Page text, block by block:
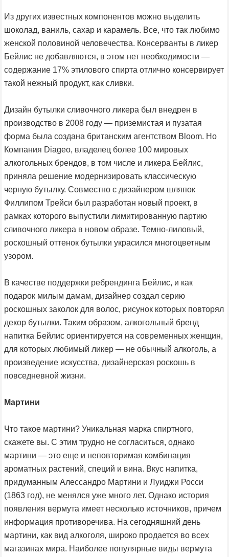
Из других известных компонентов можно выделить
шоколад, ваниль, сахар и карамель. Все, что так любимо
женской половиной человечества. Консерванты в ликер
Бейлис не добавляются, в этом нет необходимости —
содержание 17% этилового спирта отлично консервирует
такой нежный продукт, как сливки.
Дизайн бутылки сливочного ликера был внедрен в
производство в 2008 году — приземистая и пузатая
форма была создана британским агентством Bloom. Но
Компания Diageo, владелец более 100 мировых
алкогольных брендов, в том числе и ликера Бейлис,
приняла решение модернизировать классическую
черную бутылку. Совместно с дизайнером шляпок
Филлипом Трейси был разработан новый проект, в
рамках которого выпустили лимитированную партию
сливочного ликера в новом образе. Темно-лиловый,
роскошный оттенок бутылки украсился многоцветным
узором.
В качестве поддержки ребрендинга Бейлис, и как
подарок милым дамам, дизайнер создал серию
роскошных заколок для волос, рисунок которых повторял
декор бутылки. Таким образом, алкогольный бренд
напитка Бейлис ориентируется на современных женщин,
для которых любимый ликер — не обычный алкоголь, а
произведение искусства, дизайнерская роскошь в
повседневной жизни.
Мартини
Что такое мартини? Уникальная марка спиртного,
скажете вы. С этим трудно не согласиться, однако
мартини — это еще и неповторимая комбинация
ароматных растений, специй и вина. Вкус напитка,
придуманным Алессандро Мартини и Луиджи Росси
(1863 год), не менялся уже много лет. Однако история
появления вермута имеет несколько источников, причем
информация противоречива. На сегодняшний день
мартини, как вид алкоголя, широко продается во всех
магазинах мира. Наиболее популярные виды вермута